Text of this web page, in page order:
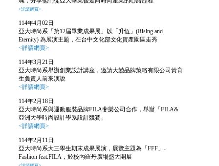
<詳請網頁>
114年4月02日
亞大時尚系「第12屆畢業成果展」以「升恆」(Rising and
Eternity) 為展演主題，在台中文化部文化資產園區走秀
<詳請網頁>
114年3月21日
亞大時尚系舉辦創業設計講座，邀請大囍品牌策略有限公司黃育
生負責人前來演說
<詳請網頁>
114年2月18日
亞大時尚系與運動服裝品牌FILA斐樂公司合作，舉辦「FILA&
亞洲大學時尚設計學系設計競賽」
<詳請網頁>
114年2月11日
亞大時尚系大三學生期末成果展演，展覽主題為「FFF」-
Fashion feat.FILA，於校內羅丹廣場盛大開展